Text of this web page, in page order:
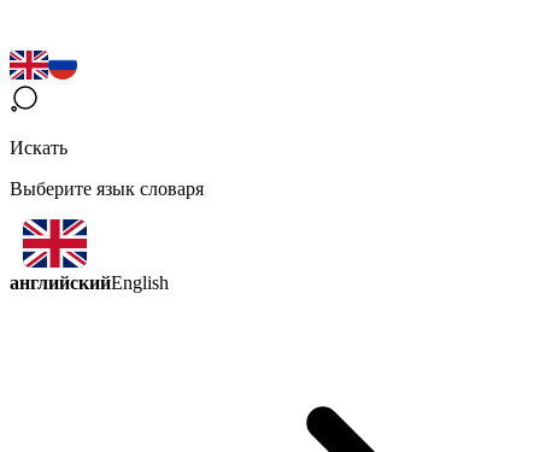
Искать
Выберите язык словаря
английскийEnglish